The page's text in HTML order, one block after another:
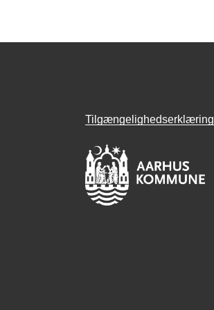
Tilgængelighedserklæring